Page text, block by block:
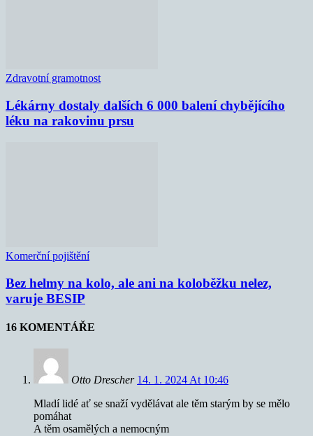
Zdravotní gramotnost
Lékárny dostaly dalších 6 000 balení chybějícího
léku na rakovinu prsu
Komerční pojištění
Bez helmy na kolo, ale ani na koloběžku nelez,
varuje BESIP
16 KOMENTÁŘE
Otto Drescher 14. 1. 2024 At 10:46
Mladí lidé ať se snaží vydělávat ale těm starým by se mělo
pomáhat
A těm osamělých a nemocným